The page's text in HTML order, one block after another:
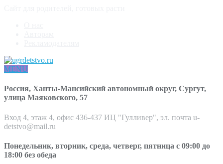
MENU
Россия, Ханты-Мансийский автономный округ, Сургут,
улица Маяковского, 57
Вход 4, этаж 4, офис 436-437 ИЦ "Гулливер", эл. почта u-
detstvo@mail.ru
Понедельник, вторник, среда, четверг, пятница с 09:00 до
18:00 без обеда